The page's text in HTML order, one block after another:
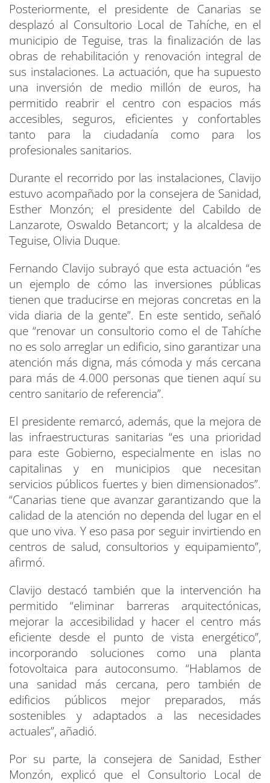
Posteriormente, el presidente de Canarias se
desplazó al Consultorio Local de Tahíche, en el
municipio de Teguise, tras la finalización de las
obras de rehabilitación y renovación integral de
sus instalaciones. La actuación, que ha supuesto
una inversión de medio millón de euros, ha
permitido reabrir el centro con espacios más
accesibles, seguros, eficientes y confortables
tanto para la ciudadanía como para los
profesionales sanitarios.
Durante el recorrido por las instalaciones, Clavijo
estuvo acompañado por la consejera de Sanidad,
Esther Monzón; el presidente del Cabildo de
Lanzarote, Oswaldo Betancort; y la alcaldesa de
Teguise, Olivia Duque.
Fernando Clavijo subrayó que esta actuación “es
un ejemplo de cómo las inversiones públicas
tienen que traducirse en mejoras concretas en la
vida diaria de la gente”. En este sentido, señaló
que “renovar un consultorio como el de Tahíche
no es solo arreglar un edificio, sino garantizar una
atención más digna, más cómoda y más cercana
para más de 4.000 personas que tienen aquí su
centro sanitario de referencia”.
El presidente remarcó, además, que la mejora de
las infraestructuras sanitarias “es una prioridad
para este Gobierno, especialmente en islas no
capitalinas y en municipios que necesitan
servicios públicos fuertes y bien dimensionados”.
“Canarias tiene que avanzar garantizando que la
calidad de la atención no dependa del lugar en el
que uno viva. Y eso pasa por seguir invirtiendo en
centros de salud, consultorios y equipamiento”,
afirmó.
Clavijo destacó también que la intervención ha
permitido “eliminar barreras arquitectónicas,
mejorar la accesibilidad y hacer el centro más
eficiente desde el punto de vista energético”,
incorporando soluciones como una planta
fotovoltaica para autoconsumo. “Hablamos de
una sanidad más cercana, pero también de
edificios públicos mejor preparados, más
sostenibles y adaptados a las necesidades
actuales”, añadió.
Por su parte, la consejera de Sanidad, Esther
Monzón, explicó que el Consultorio Local de